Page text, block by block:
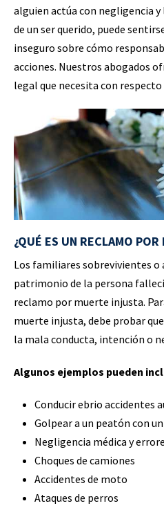
alguien actúa con negligencia
de un ser querido, puede
inseguro sobre cómo
acciones. Nuestros abogados
legal que necesita con
¿QUÉ ES UN RECLAMO
Los familiares sobrevivientes o
patrimonio de la persona
reclamo por muerte injusta.
muerte injusta, debe probar
la mala conducta, intención o
Algunos ejemplos pueden
Conducir ebrio accidentes
Golpear a un peatón con
Negligencia médica y
Choques de camiones
Accidentes de moto
Ataques de perros